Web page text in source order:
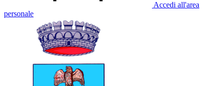
Accedi all'area
personale